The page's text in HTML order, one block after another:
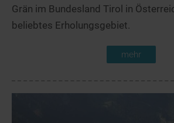
Grän im Bundesland Tirol in
beliebtes Erholungsgebiet.
mehr